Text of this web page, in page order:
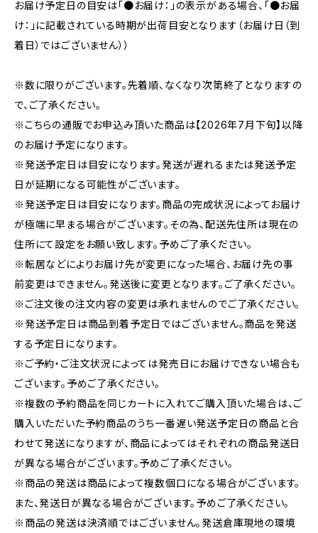
お届け予定日の目安は「●お届け：」の表示がある場合、「●お届
け：」に記載されている時期が出荷目安となります（お届け日（到
着日）ではございません））
※数に限りがございます。先着順、なくなり次第終了となりますの
で、ご了承ください。
※こちらの通販でお申込み頂いた商品は【2026年7月下旬】以降
のお届け予定になります。
※発送予定日は目安になります。発送が遅れるまたは発送予定
日が延期になる可能性がございます。
※発送予定日は目安になります。商品の完成状況によってお届け
が極端に早まる場合がございます。その為、配送先住所は現在の
住所にて設定をお願い致します。予めご了承ください。
※転居などによりお届け先が変更になった場合、お届け先の事
前変更はできません。発送後に変更となります。ご了承ください。
※ご注文後の注文内容の変更は承れませんのでご了承ください。
※発送予定日は商品到着予定日ではございません。商品を発送
する予定日になります。
※ご予約・ご注文状況によっては発売日にお届けできない場合も
ございます。予めご了承ください。
※複数の予約商品を同じカートに入れてご購入頂いた場合は、ご
購入いただいた予約商品のうち一番遅い発送予定日の商品と合
わせて発送になりますが、商品によってはそれぞれの商品発送日
が異なる場合がございます。予めご了承ください。
※商品の発送は商品によって複数個口になる場合がございます。
また、発送日が異なる場合がございます。予めご了承ください。
※商品の発送は決済順ではございません。発送倉庫現地の環境